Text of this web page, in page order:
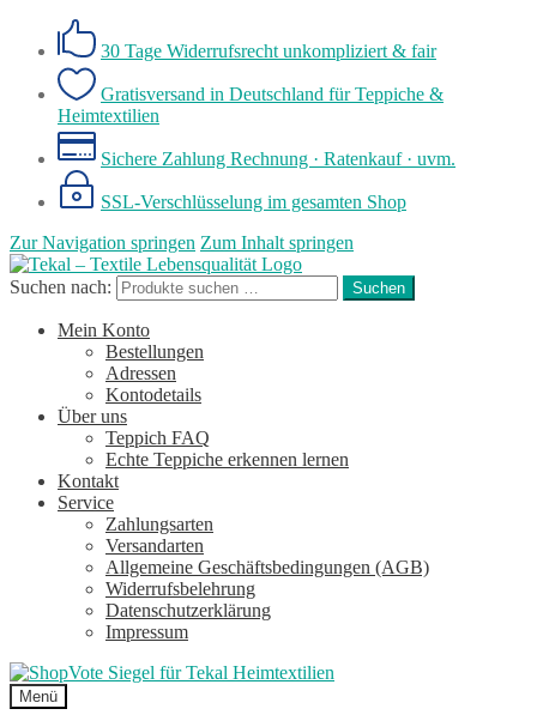
30 Tage Widerrufsrecht unkompliziert & fair
Gratisversand in Deutschland für Teppiche &
Heimtextilien
Sichere Zahlung Rechnung · Ratenkauf · uvm.
SSL-Verschlüsselung im gesamten Shop
Zur Navigation springen Zum Inhalt springen
Suchen nach: Suchen
Mein Konto
Bestellungen
Adressen
Kontodetails
Über uns
Teppich FAQ
Echte Teppiche erkennen lernen
Kontakt
Service
Zahlungsarten
Versandarten
Allgemeine Geschäftsbedingungen (AGB)
Widerrufsbelehrung
Datenschutzerklärung
Impressum
Menü